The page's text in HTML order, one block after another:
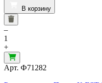
В корзину
–
1
+
Арт. Ф71282